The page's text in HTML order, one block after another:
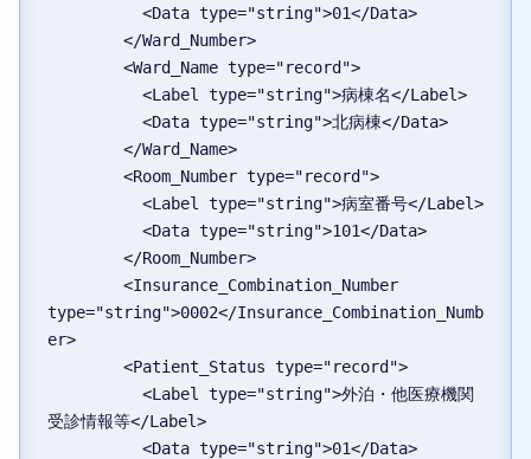
          <Data type="string">01</Data>
        </Ward_Number>
        <Ward_Name type="record">
          <Label type="string">病棟名</Label>
          <Data type="string">北病棟</Data>
        </Ward_Name>
        <Room_Number type="record">
          <Label type="string">病室番号</Label>
          <Data type="string">101</Data>
        </Room_Number>
type="string">0002</Insurance_Combination_Numb
er>
        <Patient_Status type="record">
受診情報等</Label>
          <Data type="string">01</Data>